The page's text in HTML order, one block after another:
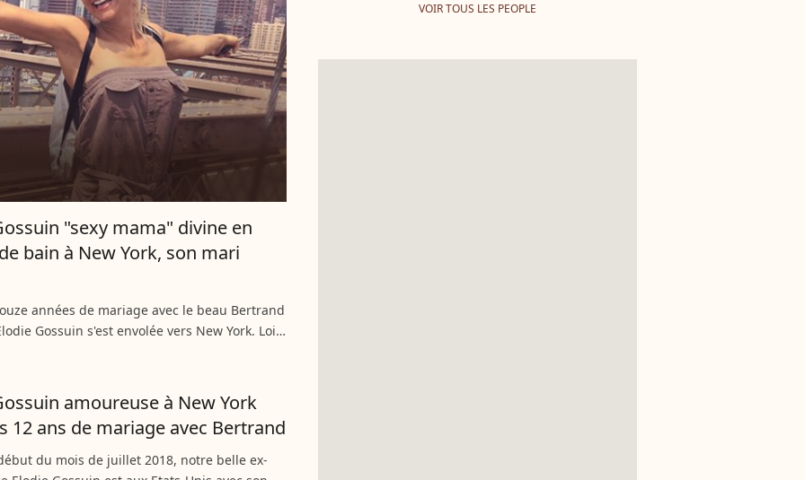
"sexy mama" divine en
bain à New York, son mari
années de mariage avec le beau Bertrand
Gossuin s'est envolée vers New York. Loin
beaux enfants, les amoureux ont pris le
amoureuse à New York
12 ans de mariage avec Bertrand
du mois de juillet 2018, notre belle ex-
VOIR TOUS LES PEOPLE